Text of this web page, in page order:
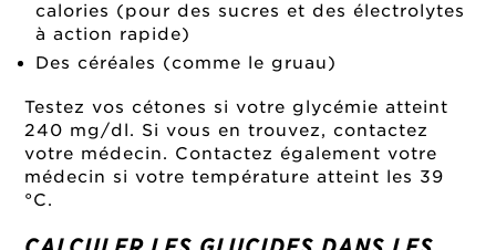
calories (pour des sucres et des électrolytes
à action rapide)
Des céréales (comme le gruau)
Testez vos cétones si votre glycémie atteint
240 mg/dl. Si vous en trouvez, contactez
votre médecin. Contactez également votre
médecin si votre température atteint les 39
°C.